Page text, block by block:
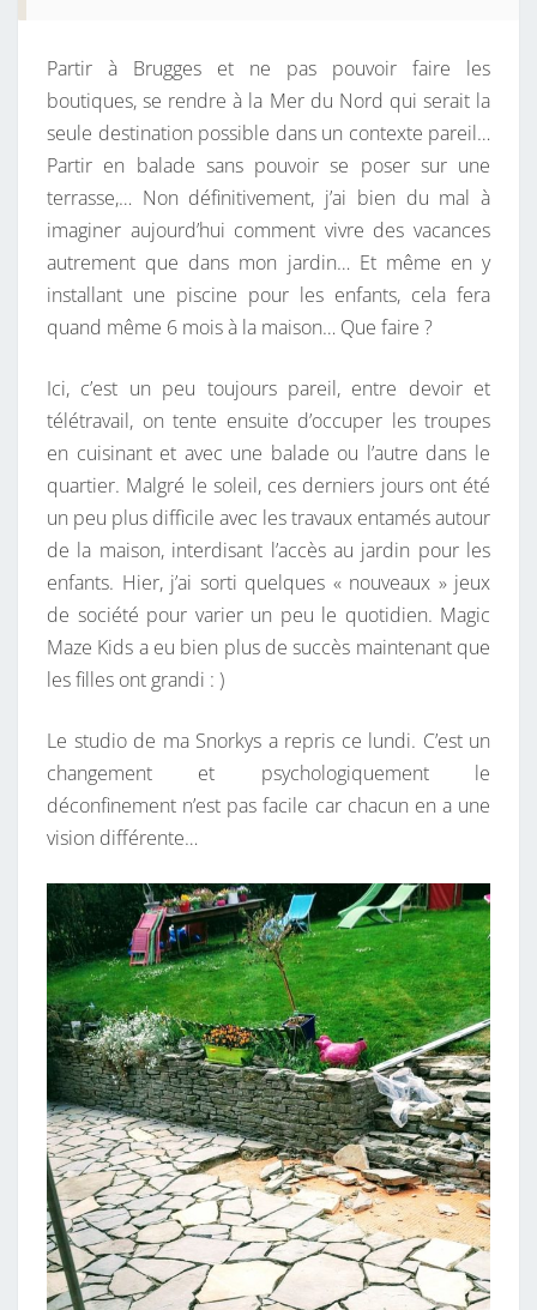
Partir à Brugges et ne pas pouvoir faire les
boutiques, se rendre à la Mer du Nord qui serait la
seule destination possible dans un contexte pareil…
Partir en balade sans pouvoir se poser sur une
terrasse,… Non définitivement, j’ai bien du mal à
imaginer aujourd’hui comment vivre des vacances
autrement que dans mon jardin… Et même en y
installant une piscine pour les enfants, cela fera
quand même 6 mois à la maison… Que faire ?
Ici, c’est un peu toujours pareil, entre devoir et
télétravail, on tente ensuite d’occuper les troupes
en cuisinant et avec une balade ou l’autre dans le
quartier. Malgré le soleil, ces derniers jours ont été
un peu plus difficile avec les travaux entamés autour
de la maison, interdisant l’accès au jardin pour les
enfants. Hier, j’ai sorti quelques « nouveaux » jeux
de société pour varier un peu le quotidien. Magic
Maze Kids a eu bien plus de succès maintenant que
les filles ont grandi : )
Le studio de ma Snorkys a repris ce lundi. C’est un
changement et psychologiquement le
déconfinement n’est pas facile car chacun en a une
vision différente…